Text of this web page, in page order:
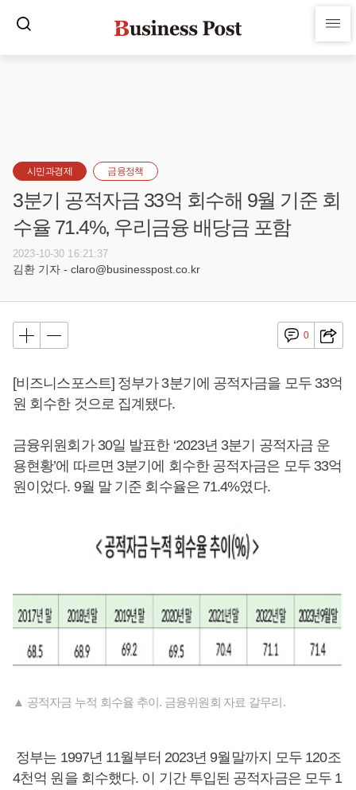
시민과경제 금융정책
3분기 공적자금 33억 회수해 9월 기준 회
수율 71.4%, 우리금융 배당금 포함
2023-10-30 16:21:37
김환 기자 - claro@businesspost.co.kr
0
[비즈니스포스트] 정부가 3분기에 공적자금을 모두 33억
원 회수한 것으로 집계됐다.
금융위원회가 30일 발표한 ‘2023년 3분기 공적자금 운
용현황’에 따르면 3분기에 회수한 공적자금은 모두 33억
원이었다. 9월 말 기준 회수율은 71.4%였다.
▲ 공적자금 누적 회수율 추이. 금융위원회 자료 갈무리.
정부는 1997년 11월부터 2023년 9월말까지 모두 120조
4천억 원을 회수했다. 이 기간 투입된 공적자금은 모두 1